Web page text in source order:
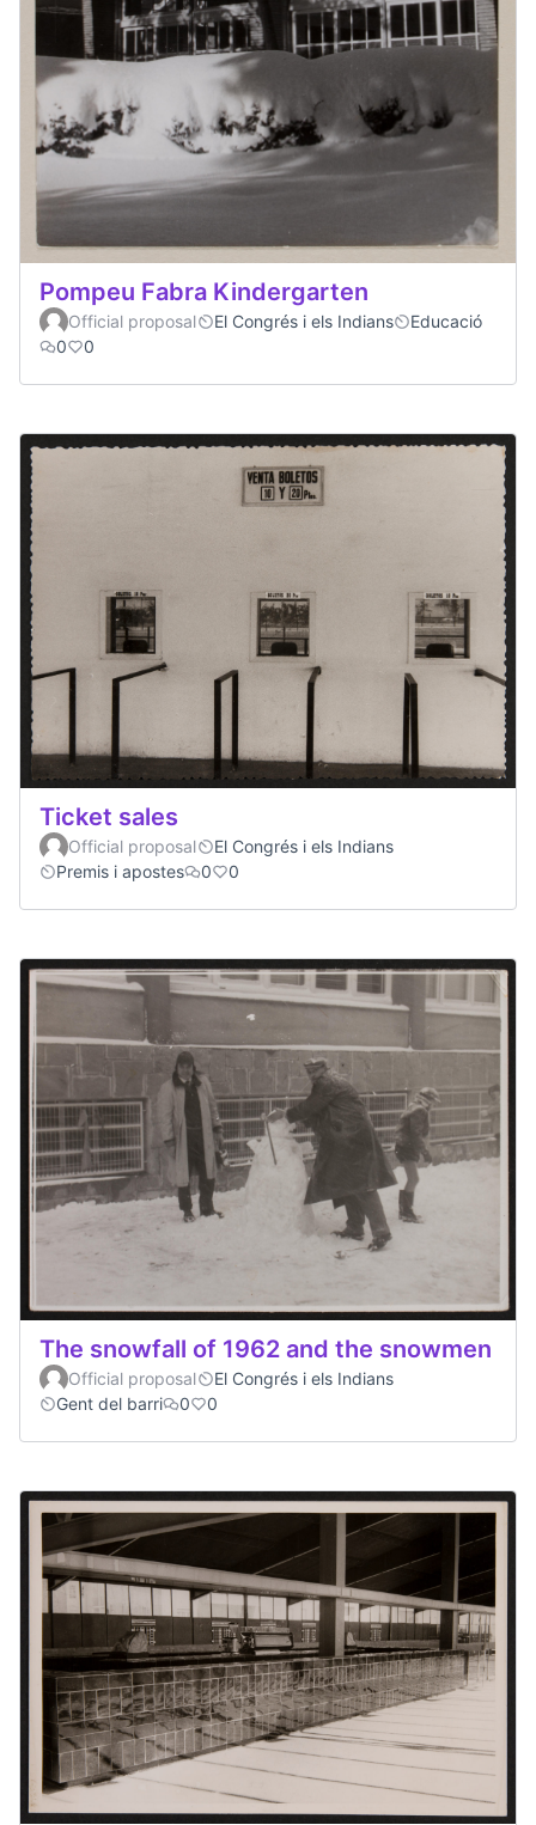
Pompeu Fabra Kindergarten
Official proposal El Congrés i els Indians
Educació
0
0
Ticket sales
Official proposal
El Congrés i els Indians
Premis i apostes
0 0
The snowfall of 1962 and the snowmen
Official proposal
El Congrés i els Indians
Gent del barri
0 0